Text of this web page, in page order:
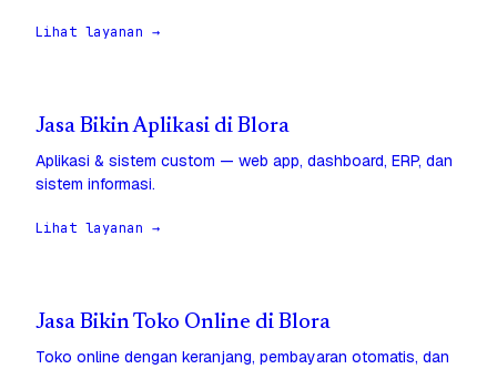
Lihat layanan →
Jasa Bikin Aplikasi di Blora
Aplikasi & sistem custom — web app, dashboard, ERP, dan
sistem informasi.
Lihat layanan →
Jasa Bikin Toko Online di Blora
Toko online dengan keranjang, pembayaran otomatis, dan